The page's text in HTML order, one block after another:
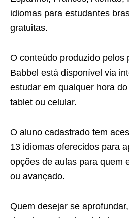
idiomas para estudantes
gratuitas.
O conteúdo produzido pelos
Babbel está disponível via
estudar em qualquer hora
tablet ou celular.
O aluno cadastrado tem
13 idiomas oferecidos para
opções de aulas para quem
ou avançado.
Quem desejar se